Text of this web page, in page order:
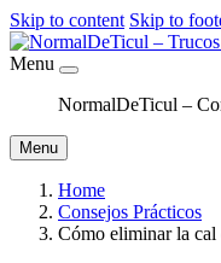
Skip to content Skip to
Menu
NormalDeTicul –
Menu
Home
Consejos Prácticos
Cómo eliminar la